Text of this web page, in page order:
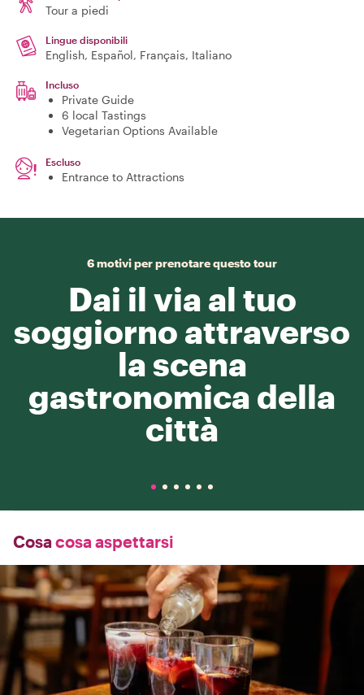
Tour a piedi
Lingue disponibili
English, Español, Français, Italiano
Incluso
Private Guide
6 local Tastings
Vegetarian Options Available
Escluso
Entrance to Attractions
6 motivi per prenotare questo tour
Dai il via al tuo
soggiorno attraverso
la scena
gastronomica della
città
Cosa cosa aspettarsi